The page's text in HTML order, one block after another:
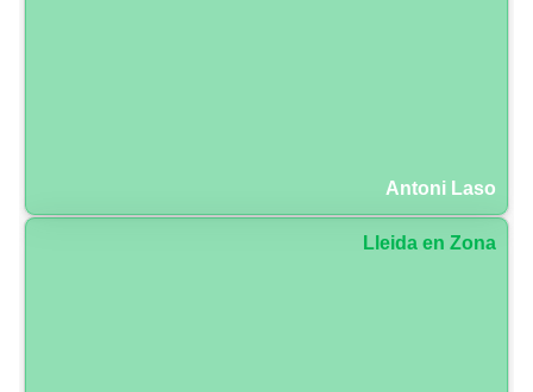
Antoni Laso
Lleida en Zona